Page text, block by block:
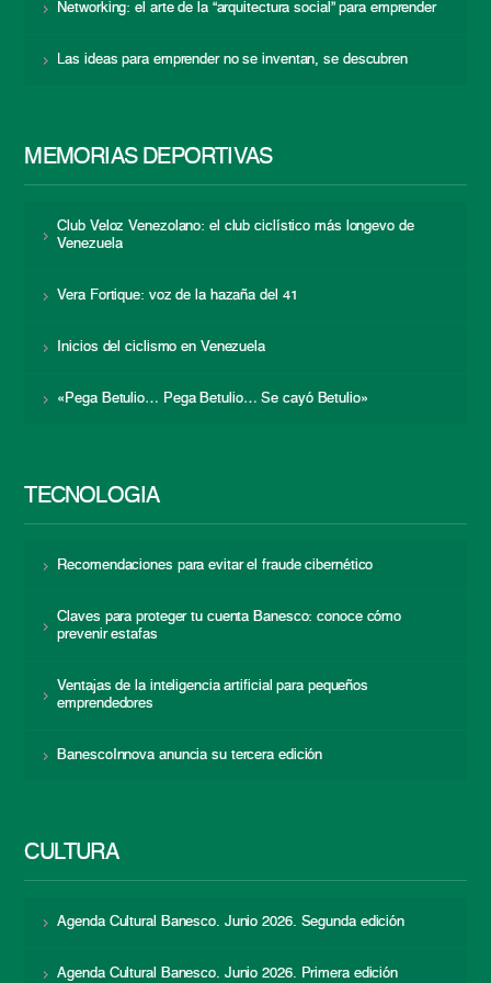
Networking: el arte de la “arquitectura social” para emprender
Las ideas para emprender no se inventan, se descubren
MEMORIAS DEPORTIVAS
Club Veloz Venezolano: el club ciclístico más longevo de
Venezuela
Vera Fortique: voz de la hazaña del 41
Inicios del ciclismo en Venezuela
«Pega Betulio… Pega Betulio… Se cayó Betulio»
TECNOLOGÍA
Recomendaciones para evitar el fraude cibernético
Claves para proteger tu cuenta Banesco: conoce cómo
prevenir estafas
Ventajas de la inteligencia artificial para pequeños
emprendedores
BanescoInnova anuncia su tercera edición
CULTURA
Agenda Cultural Banesco. Junio 2026. Segunda edición
Agenda Cultural Banesco. Junio 2026. Primera edición